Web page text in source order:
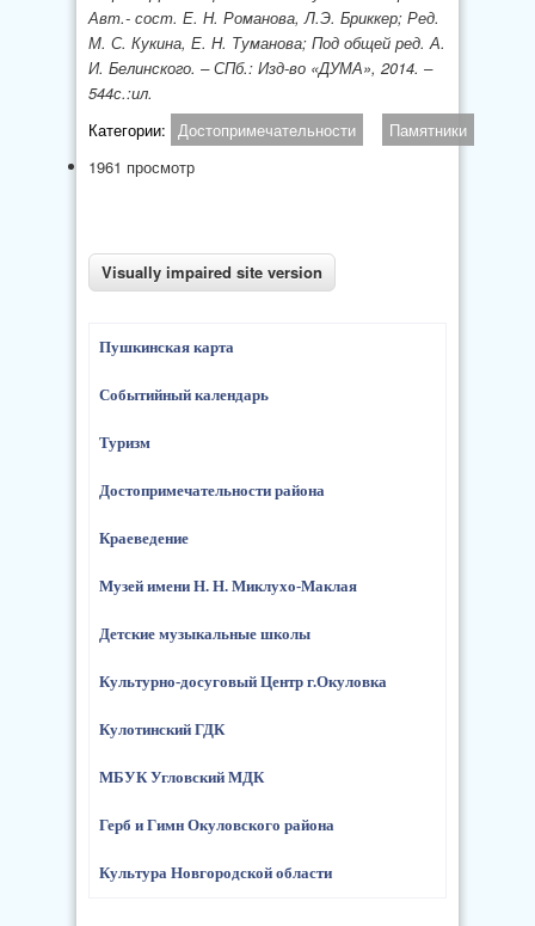
Авт.- сост. Е. Н. Романова, Л.Э. Бриккер; Ред.
М. С. Кукина, Е. Н. Туманова; Под общей ред. А.
И. Белинского. – СПб.: Изд-во «ДУМА», 2014. –
544с.:ил.
Категории: Достопримечательности
Памятники
1961 просмотр
Пушкинская карта
Событийный календарь
Туризм
Достопримечательности района
Краеведение
Музей имени Н. Н. Миклухо-Маклая
Детские музыкальные школы
Культурно-досуговый Центр г.Окуловка
Кулотинский ГДК
МБУК Угловский МДК
Герб и Гимн Окуловского района
Культура Новгородской области